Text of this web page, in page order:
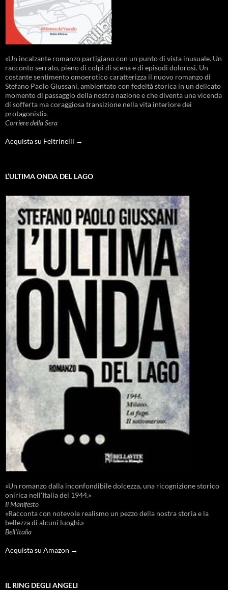
«Un incalzante romanzo partigiano con un punto di vista inusuale. Un
racconto serrato, pieno di colpi di scena e di episodi dolorosi. Un
costante sentimento omoerotico caratterizza il nuovo romanzo di
Stefano Paolo Giussani, ambientato con fedeltà storica in un delicato
momento di passaggio della nostra nazione e che diventa una vicenda
di sofferta ma coraggiosa transizione nella vita interiore dei
protagonisti».
Corriere della Sera
Acquista su Feltrinelli →
L’ULTIMA ONDA DEL LAGO
«Un romanzo dalla inconfondibile dolcezza, una ricognizione storico
onirica nell'Italia del 1944.»
Il Manifesto
«Racconta con notevole realismo un pezzo della nostra storia e la
bellezza di alcuni luoghi.»
Bell'Italia
Acquista su Amazon →
IL RING DEGLI ANGELI